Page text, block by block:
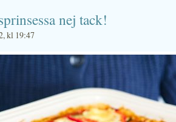
nej tack!
kl 19:47